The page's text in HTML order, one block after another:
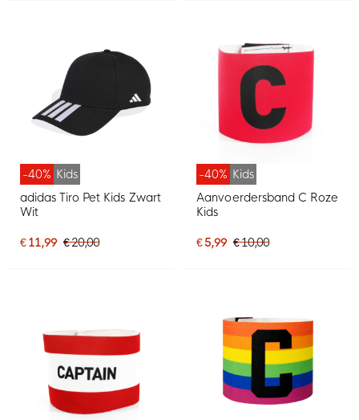
-40% Kids
adidas Tiro Pet Kids Zwart
Wit
€ 11,99 € 20,00
-40% Kids
Aanvoerdersband C Roze
Kids
€ 5,99 € 10,00